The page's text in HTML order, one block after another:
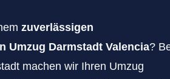
zuverlässigen
Umzug Darmstadt Valencia?
machen wir Ihren Umzug